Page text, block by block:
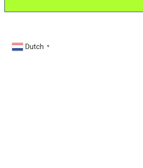
Dutch ▼